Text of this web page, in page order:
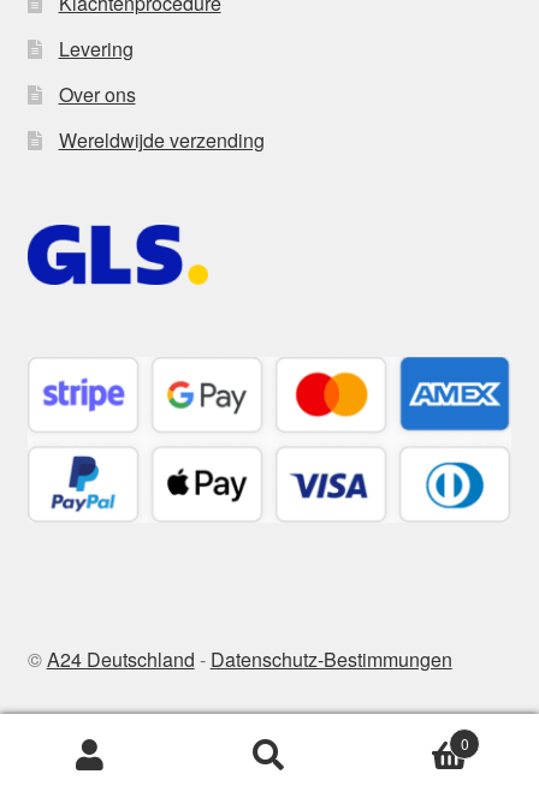
Levering
Over ons
Wereldwijde verzending
©A24 Deutschland - Datenschutz-Bestimmungen
Zoeken
0